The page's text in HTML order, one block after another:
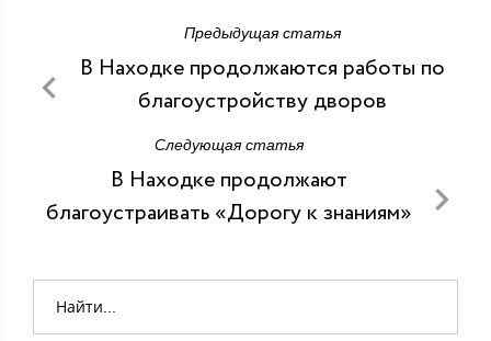
Предыдущая статья
В Находке продолжаются работы по
благоустройству дворов
Следующая статья
В Находке продолжают
благоустраивать «Дорогу к знаниям»